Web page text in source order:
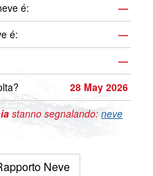
é:
—
é:
—
—
28 May 2026
stanno segnalando: neve
Neve